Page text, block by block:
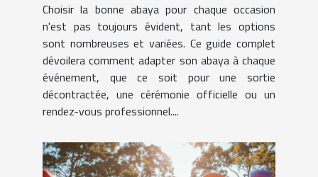
Choisir la bonne abaya pour chaque occasion
n'est pas toujours évident, tant les options
sont nombreuses et variées. Ce guide complet
dévoilera comment adapter son abaya à chaque
événement, que ce soit pour une sortie
décontractée, une cérémonie officielle ou un
rendez-vous professionnel....